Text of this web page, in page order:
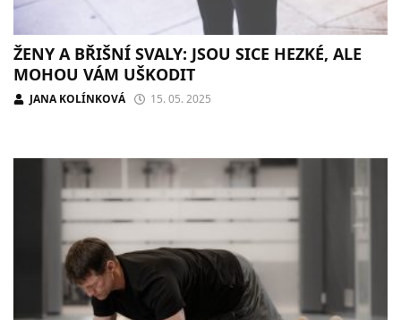
ŽENY A BŘIŠNÍ SVALY: JSOU SICE HEZKÉ, ALE
MOHOU VÁM UŠKODIT
JANA KOLÍNKOVÁ 15. 05. 2025